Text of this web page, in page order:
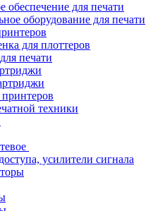
обеспечение для печати
оборудование для печати
для плоттеров
печати
техники
усилители сигнала